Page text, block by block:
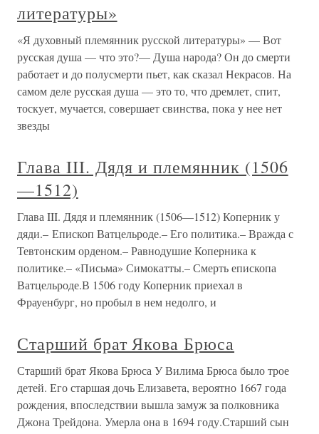
литературы»
«Я духовный племянник русской литературы» — Вот
русская душа — что это?— Душа народа? Он до смерти
работает и до полусмерти пьет, как сказал Некрасов. На
самом деле русская душа — это то, что дремлет, спит,
тоскует, мучается, совершает свинства, пока у нее нет
звезды
Глава III. Дядя и племянник (1506
—1512)
Глава III. Дядя и племянник (1506—1512) Коперник у
дяди.– Епископ Ватцельроде.– Его политика.– Вражда с
Тевтонским орденом.– Равнодушие Коперника к
политике.– «Письма» Симокатты.– Смерть епископа
Ватцельроде.В 1506 году Коперник приехал в
Фрауенбург, но пробыл в нем недолго, и
Старший брат Якова Брюса
Старший брат Якова Брюса У Вилима Брюса было трое
детей. Его старшая дочь Елизавета, вероятно 1667 года
рождения, впоследствии вышла замуж за полковника
Джона Трейдона. Умерла она в 1694 году.Старший сын